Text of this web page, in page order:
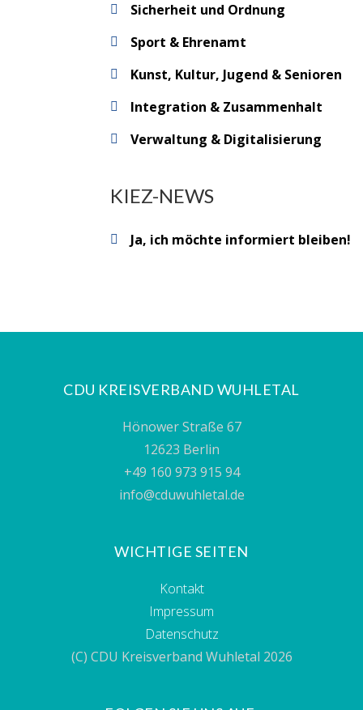
Sicherheit und Ordnung
Sport & Ehrenamt
Kunst, Kultur, Jugend & Senioren
Integration & Zusammenhalt
Verwaltung & Digitalisierung
KIEZ-NEWS
Ja, ich möchte informiert bleiben!
CDU KREISVERBAND WUHLETAL
Hönower Straße 67
12623 Berlin
+49 160 973 915 94
info@cduwuhletal.de
WICHTIGE SEITEN
Kontakt
Impressum
Datenschutz
(C) CDU Kreisverband Wuhletal 2026